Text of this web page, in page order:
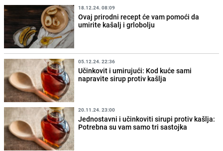
18.12.24. 08:09
Ovaj prirodni recept će vam pomoći da
umirite kašalj i grlobolju
05.12.24. 22:36
Učinkovit i umirujući: Kod kuće sami
napravite sirup protiv kašlja
20.11.24. 23:00
Jednostavni i učinkoviti sirupi protiv kašlja:
Potrebna su vam samo tri sastojka